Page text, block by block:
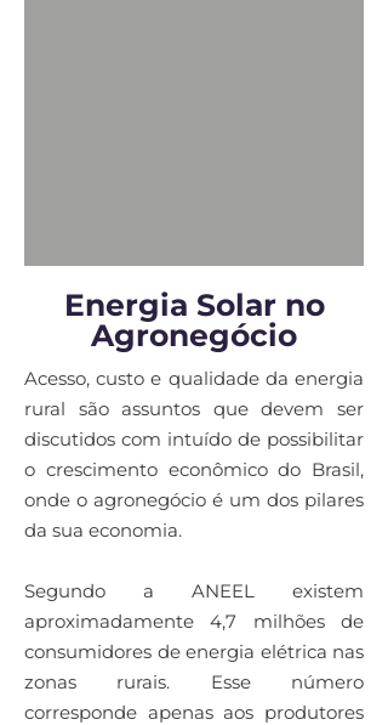
Energia Solar no
Agronegócio
Acesso, custo e qualidade da energia
rural são assuntos que devem ser
discutidos com intuído de possibilitar
o crescimento econômico do Brasil,
onde o agronegócio é um dos pilares
da sua economia.
Segundo a ANEEL existem
aproximadamente 4,7 milhões de
consumidores de energia elétrica nas
zonas rurais. Esse número
corresponde apenas aos produtores